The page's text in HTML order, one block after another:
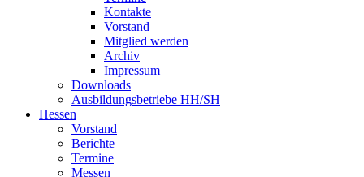
Kontakte
Vorstand
Mitglied werden
Archiv
Impressum
Downloads
Ausbildungsbetriebe HH/SH
Hessen
Vorstand
Berichte
Termine
Messen